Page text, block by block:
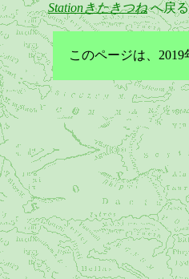
Stationきたきつね へ戻る
このページは、